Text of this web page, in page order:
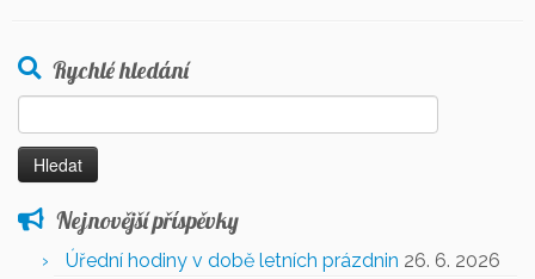
Rychlé hledání
Nejnovější příspěvky
Úřední hodiny v době letních prázdnin 26. 6. 2026